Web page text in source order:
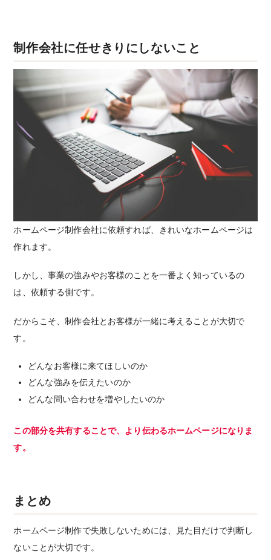
制作会社に任せきりにしないこと
ホームページ制作会社に依頼すれば、きれいなホームページは
作れます。
しかし、事業の強みやお客様のことを一番よく知っているの
は、依頼する側です。
だからこそ、制作会社とお客様が一緒に考えることが大切で
す。
どんなお客様に来てほしいのか
どんな強みを伝えたいのか
どんな問い合わせを増やしたいのか
この部分を共有することで、より伝わるホームページになりま
す。
まとめ
ホームページ制作で失敗しないためには、見た目だけで判断し
ないことが大切です。